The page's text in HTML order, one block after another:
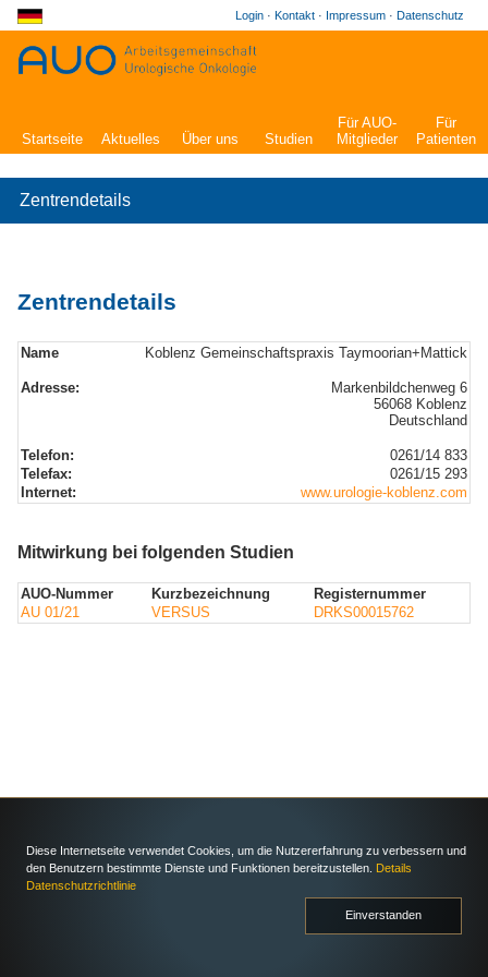
Login · Kontakt · Impressum · Datenschutz
Startseite Aktuelles Über uns Studien
Für AUO-
Mitglieder
Für
Patienten
Zentrendetails
Zentrendetails
Name Koblenz Gemeinschaftspraxis Taymoorian+Mattick
Adresse:
Markenbildchenweg 6
56068 Koblenz
Deutschland
Telefon:
0261/14 833
Telefax:
0261/15 293
Internet:
www.urologie-koblenz.com
Mitwirkung bei folgenden Studien
AUO-Nummer Kurzbezeichnung
Registernummer
AU 01/21
VERSUS DRKS00015762
Diese Internetseite verwendet Cookies, um die Nutzererfahrung zu verbessern und
den Benutzern bestimmte Dienste und Funktionen bereitzustellen. Details
Datenschutzrichtlinie
Einverstanden